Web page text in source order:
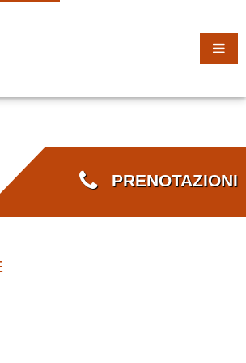
PRENOTAZIONI